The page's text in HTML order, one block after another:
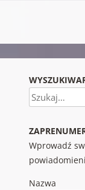
Szukaj
Wprowadź
Nazwa